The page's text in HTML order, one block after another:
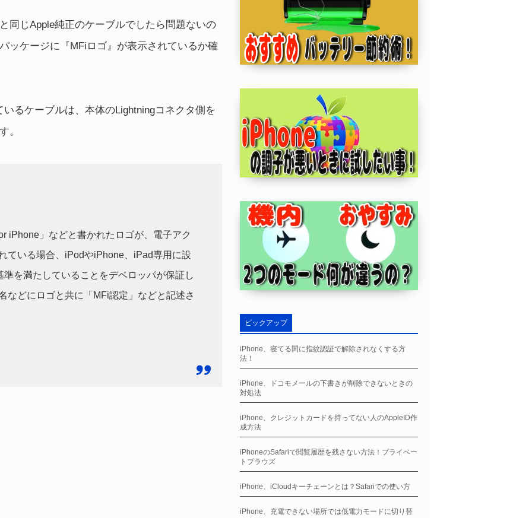
同じApple純正のケーブルでしたら問題ないの
ッケージに『MFiロゴ』が表示されているか確
るケーブルは、本体のLightningコネクタ側を
。
iPhone」などと書かれたロゴが、電子アク
ている場合、iPodやiPhone、iPad専用に設
を満たしていることをデベロッパが保証し
などにロゴと共に「MFi認定」などと記述さ
ピックアップ
iPhone、寝てる間に指紋認証で解除されなくする方
法！
iPhone、ドコモメールの下書きが削除できないときの
対処法
iPhone、クレジットカードを持ってない人のAppleID作
成方法
iPhoneのSafariで閲覧履歴を残さない方法！プライベー
トブラウズ
iPhone、iCloudキーチェーンとは？Safariでの使い方
iPhone、充電できない場所では低電力モードに切り替